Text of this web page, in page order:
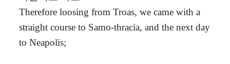
Therefore loosing from Troas, we came with a
straight course to Samo-thracia, and the next day
to Neapolis;